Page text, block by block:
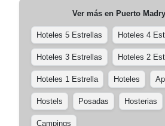
Ver más en Puerto
Hoteles 5 Estrellas Hoteles 4
Hoteles 3 Estrellas Hoteles 2
Hoteles 1 Estrella Hoteles
Hostels Posadas Hosterias
Campings